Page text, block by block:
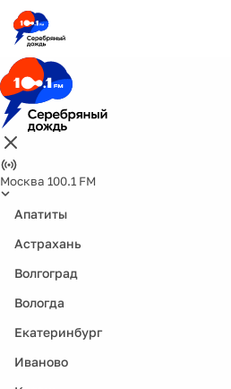
Москва 100.1 FM
Апатиты
Астрахань
Волгоград
Вологда
Екатеринбург
Иваново